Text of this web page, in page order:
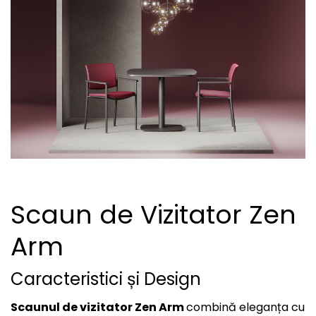
Scaun de Vizitator Zen
Arm
Caracteristici și Design
Scaunul de vizitator Zen Armcombină eleganța cu